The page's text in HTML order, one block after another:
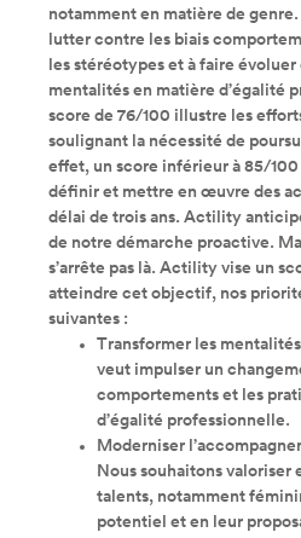
notamment en matière de genre.
lutter contre les biais
les stéréotypes et à faire
mentalités en matière d’égalité
score de 76/100 illustre les
soulignant la nécessité de
effet, un score inférieur à 85/
définir et mettre en œuvre des
délai de trois ans. Actility
de notre démarche proactive.
s’arrête pas là. Actility vise un
atteindre cet objectif, nos
suivantes :
Transformer les
veut impulser un
comportements et les
d’égalité professionnelle.
Moderniser
Nous souhaitons valoriser
talents, notamment
potentiel et en leur